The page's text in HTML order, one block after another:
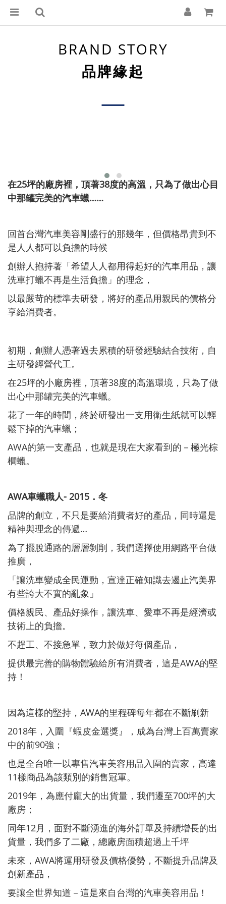
BRAND STORY
品牌緣起
在25坪的廠房裡，頂著38度的高溫，只為了做出心目
中那罐完美的汽車蠟……
回首台灣汽車美容剛盛行的那幾年，但價格昂貴到不
是人人都可以負擔的時候
創辦人抱持著「希望人人都用得起好的汽車用品，讓
洗車打蠟不再是生活負擔」的理念，
以最嚴苛的標準去研發，將好的產品用親民的價格分
享給消費者。
初期，創辦人憑著過去累積的研發經驗結合技術，自
主研發經營代工。
在25坪的小廠房裡，頂著38度的高溫環境，只為了做
出心中那罐完美的汽車蠟。
花了一年的時間，終於研發出一支用衛生紙就可以輕
鬆下掉的汽車蠟；
AWA的第一支產品，也就是現在大家看到的－極光棕
櫚蠟。
AWA車蠟職人- 2015．冬
品牌的創立，不只是要給消費者好的產品，同時還是
精神與理念的傳遞…
為了擺脫通路的層層剝削，我們選擇使用網路平台做
推廣，
「讓洗車變成全民運動，宣達正確知識去遏止汽美界
有些誇大不實的亂象」
價格親民、產品好操作，讓洗車、愛車不再是經濟或
技術上的負擔。
不趕工、不接急單，致力於做好每個產品，
提供最完善的購物體驗給所有消費者，這是AWA的堅
持！
因為這樣的堅持，AWA的里程碑每年都在不斷刷新
2018年，入圍『蝦皮金選獎』，成為台灣上百萬賣家
中的前90強；
也是全台唯一以專售汽車美容用品入圍的賣家，高達
11樣商品為該類別的銷售冠軍。
2019年，為應付龐大的出貨量，我們遷至700坪的大
廠房；
同年12月，面對不斷湧進的海外訂單及持續增長的出
貨量，我們多了二廠，總廠房面積超過上千坪
未來，AWA將運用研發及價格優勢，不斷提升品牌及
創新產品，
要讓全世界知道－這是來自台灣的汽車美容用品！